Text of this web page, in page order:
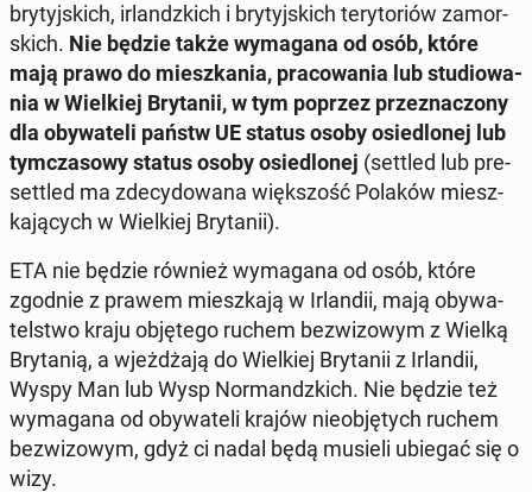
bry­tyj­skich, ir­landz­kich i bry­tyj­skich te­ry­to­riów za­mor­
skich. Nie będzie także wy­ma­ga­na od osób, które
mają prawo do miesz­ka­nia, pra­co­wa­nia lub stu­dio­wa­
nia w Wiel­kiej Bry­ta­nii, w tym poprzez prze­zna­czo­ny
dla oby­wa­te­li państw UE status osoby osie­dlo­nej lub
tym­cza­so­wy status osoby osie­dlo­nej (settled lub pre-
settled ma zde­cy­do­wa­na więk­szość Polaków miesz­
ka­ją­cych w Wiel­kiej Bry­ta­nii).
ETA nie będzie również wy­ma­ga­na od osób, które
zgodnie z prawem miesz­ka­ją w Ir­lan­dii, mają oby­wa­
tel­stwo kraju ob­ję­te­go ruchem bez­wi­zo­wym z Wielką
Bry­ta­nią, a wjeż­dża­ją do Wiel­kiej Bry­ta­nii z Ir­lan­dii,
Wyspy Man lub Wysp Nor­mandz­kich. Nie będzie też
wy­ma­ga­na od oby­wa­te­li krajów nie­ob­ję­tych ruchem
bez­wi­zo­wym, gdyż ci nadal będą musieli ubiegać się o
wizy.